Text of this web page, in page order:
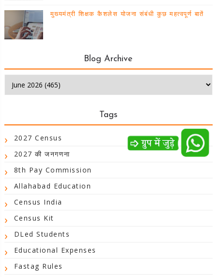
मुख्यमंत्री शिक्षक कैशलेस योजना संबंधी कुछ महत्वपूर्ण बातें
Blog Archive
Tags
2027 Census
2027 की जनगणना
8th Pay Commission
Allahabad Education
Census India
Census Kit
DLed Students
Educational Expenses
Fastag Rules